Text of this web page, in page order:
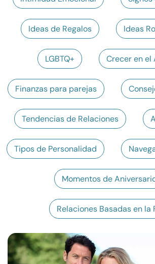
Familia
Ayuda
Cursos
Recursos
Comunidad
Encuentra un terapeuta
Contáctanos Escríbenos
nosotros
© Copyright 2026. Todos los derechos
Ideas de Regalos Ideas
LGBTQ+ Crecer en el
Finanzas para parejas
Tendencias de Relaciones
Tipos de Personalidad
Momentos de
Relaciones Basadas en la